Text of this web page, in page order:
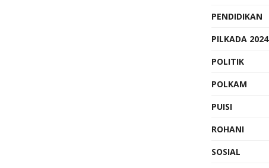
PENDIDIKAN
PILKADA 2024
POLITIK
POLKAM
PUISI
ROHANI
SOSIAL